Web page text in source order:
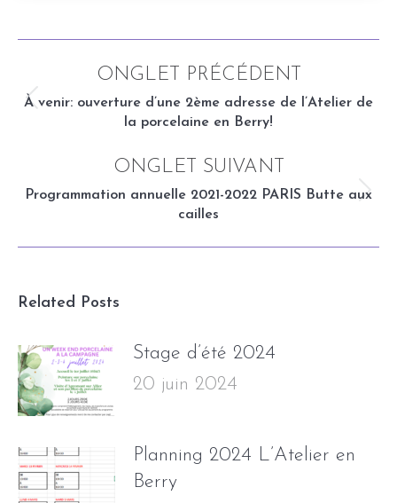
Navigation
de
commentaire
ONGLET PRÉCÉDENT
Onglet
précédent
À venir: ouverture d’une 2ème adresse de l’Atelier de
la porcelaine en Berry!
ONGLET SUIVANT
Onglet
Programmation annuelle 2021-2022 PARIS Butte aux
cailles
Related Posts
Stage d’été 2024
20 juin 2024
Planning 2024 L’Atelier en
Berry